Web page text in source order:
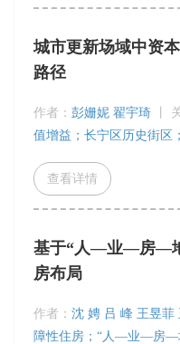
城市更新场域中资
路径
作者： 彭姗妮 翟宇琦
值增益；长宁区历史街区
查看详情
基于“人—业—房—
房布局
作者： 沈 娉 吕 峰 王昱菲
障性住房；“人—业—房—